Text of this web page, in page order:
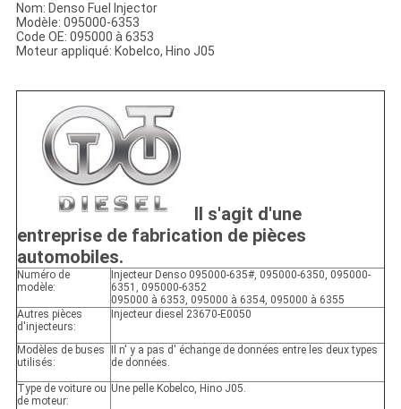
Nom: Denso Fuel Injector
Modèle: 095000-6353
Code OE: 095000 à 6353
Moteur appliqué: Kobelco, Hino J05
Il s'agit d'une
entreprise de fabrication de pièces
automobiles.
Numéro de
modèle:
Injecteur Denso 095000-635#, 095000-6350, 095000-
6351, 095000-6352
095000 à 6353, 095000 à 6354, 095000 à 6355
Autres pièces
d'injecteurs:
Injecteur diesel 23670-E0050
Modèles de buses
utilisés:
Il n' y a pas d' échange de données entre les deux types
de données.
Type de voiture ou
de moteur:
Une pelle Kobelco, Hino J05.